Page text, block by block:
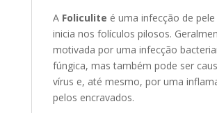
A Foliculite é uma infecção de pele
inicia nos folículos pilosos.
motivada por uma infecção
fúngica, mas também pode ser
vírus e, até mesmo, por uma
pelos encravados.